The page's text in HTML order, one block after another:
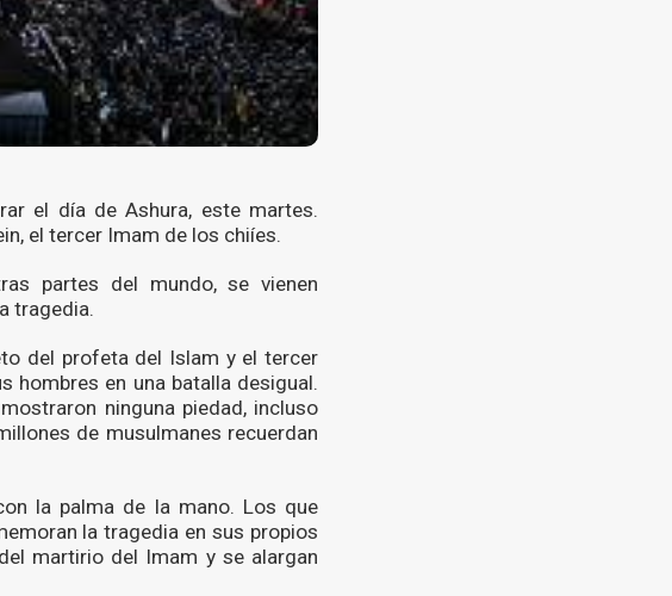
el día de Ashura, este martes.
el tercer Imam de los chiíes.
partes del mundo, se vienen
tragedia.
del profeta del Islam y el tercer
hombres en una batalla desigual.
ninguna piedad, incluso
de musulmanes recuerdan
la palma de la mano. Los que
la tragedia en sus propios
martirio del Imam y se alargan